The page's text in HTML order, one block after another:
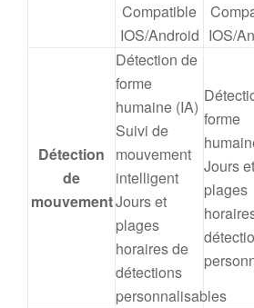
Compatible
IOS/Android IOS/
Détection
de
mouvement
Détection de
forme
humaine (IA)
Suivi de
mouvement
intelligent
Jours et
plages
horaires de
détections
personnalisables
forme
Jours et
plages